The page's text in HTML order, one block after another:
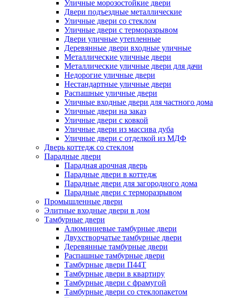
Уличные морозостойкие двери
Двери подъездные металлические
Уличные двери со стеклом
Уличные двери с терморазрывом
Двери уличные утепленные
Деревянные двери входные уличные
Металлические уличные двери
Металлические уличные двери для дачи
Недорогие уличные двери
Нестандартные уличные двери
Распашные уличные двери
Уличные входные двери для частного дома
Уличные двери на заказ
Уличные двери с ковкой
Уличные двери из массива дуба
Уличные двери с отделкой из МДФ
Дверь коттедж со стеклом
Парадные двери
Парадная арочная дверь
Парадные двери в коттедж
Парадные двери для загородного дома
Парадные двери с терморазрывом
Промышленные двери
Элитные входные двери в дом
Тамбурные двери
Алюминиевые тамбурные двери
Двухстворчатые тамбурные двери
Деревянные тамбурные двери
Распашные тамбурные двери
Тамбурные двери П44Т
Тамбурные двери в квартиру
Тамбурные двери с фрамугой
Тамбурные двери со стеклопакетом